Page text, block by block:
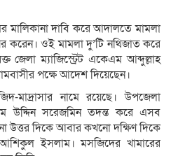
মালিকানা দাবি করে আদালতে মামলা
ওই মামলা দু’টি নথিজাত করে
জেলা ম্যাজিস্ট্রেট একেএম আব্দুল্লাহ
পক্ষে আদেশ দিয়েছেন।
মাদ্রাসার নামে রয়েছে। উপজেলা
উদ্দিন সরেজমিন তদন্ত করে এসব
উত্তর দিকে আবার কখনো দক্ষিণ দিকে
ইসলাম। মসজিদের খামারের